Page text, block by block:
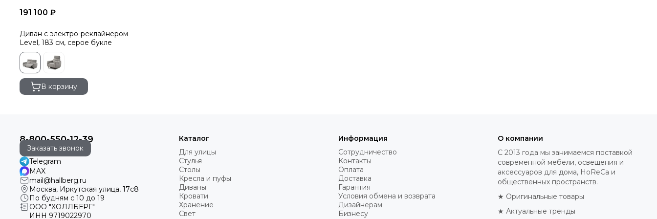
191 100 ₽
Диван c электро-реклайнером
Level, 183 см, серое букле
В корзину
8-800-550-12-39
Заказать звонок
Telegram
MAX
mail@hallberg.ru
Москва, Иркутская улица, 17с8
По будням с 10 до 19
ООО "ХОЛЛБЕРГ"
ИНН 9719022970
Каталог
Для улицы
Стулья
Столы
Кресла и пуфы
Диваны
Кровати
Хранение
Свет
Информация
Сотрудничество
Контакты
Оплата
Доставка
Гарантия
Условия обмена и возврата
Дизайнерам
Бизнесу
О компании
С 2013 года мы занимаемся поставкой
современной мебели, освещения и
аксессуаров для дома, HoReCa и
общественных пространств.
★ Оригинальные товары
★ Актуальные тренды